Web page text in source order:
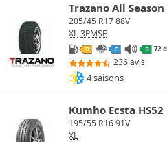
Trazano All
205/45 R17 88V
XL 3PMSF
D C B 72
236 avis
4 saisons
Kumho Ecsta HS52
195/55 R16 91V
XL